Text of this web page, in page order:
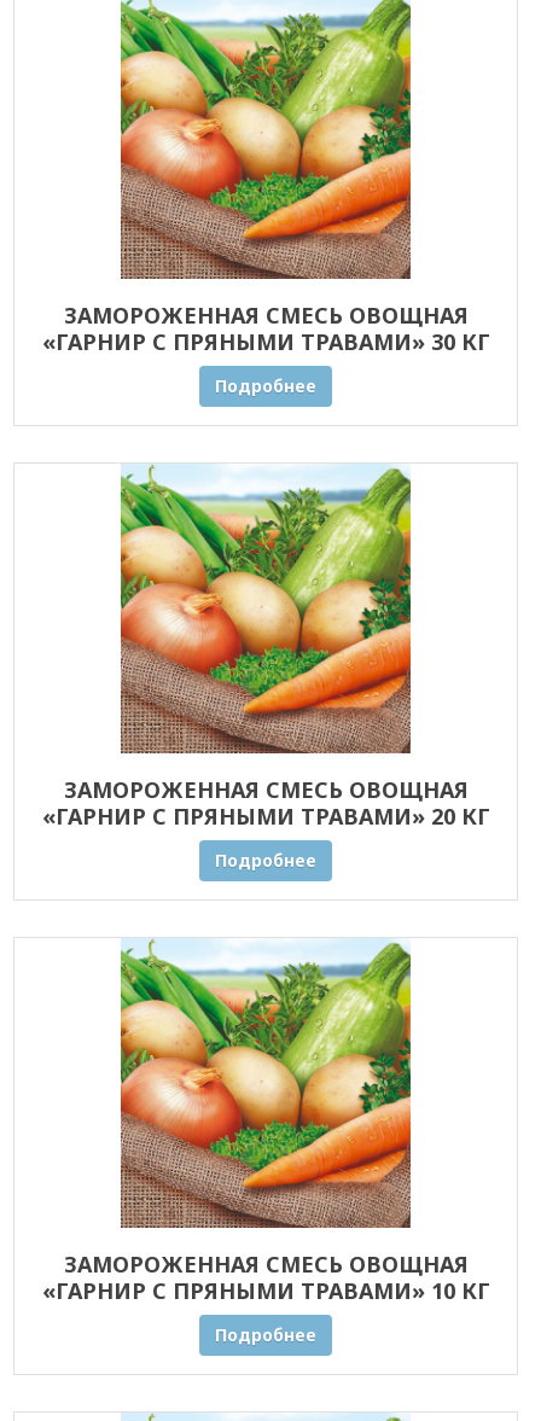
ЗАМОРОЖЕННАЯ СМЕСЬ ОВОЩНАЯ
«ГАРНИР С ПРЯНЫМИ ТРАВАМИ» 30 КГ
ОПТОМ
Подробнее
ЗАМОРОЖЕННАЯ СМЕСЬ ОВОЩНАЯ
«ГАРНИР С ПРЯНЫМИ ТРАВАМИ» 20 КГ
ОПТОМ
Подробнее
ЗАМОРОЖЕННАЯ СМЕСЬ ОВОЩНАЯ
«ГАРНИР С ПРЯНЫМИ ТРАВАМИ» 10 КГ
ОПТОМ
Подробнее